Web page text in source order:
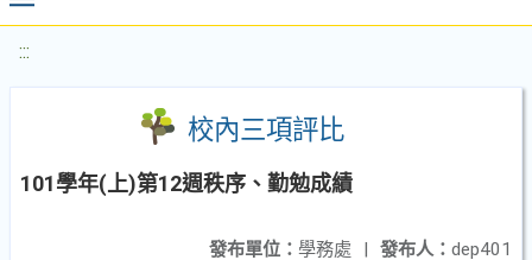
:::
校內三項評比
101學年(上)第12週秩序、勤勉成績
發布人： dep401
發布單位： 學務處 |